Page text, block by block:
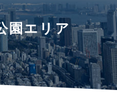
園エリア